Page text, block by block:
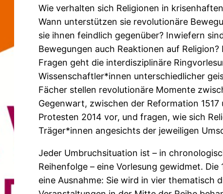
Wie verhalten sich Religionen in
Wann unterstützen sie revolutionäre
sie ihnen feindlich gegenüber? Inwiefern
Bewegungen auch Reaktionen auf
Fragen geht die interdisziplinäre
Wissenschaftler*innen unterschiedlicher
Fächer stellen revolutionäre Momente
Gegenwart, zwischen der Reformation 1517
Protesten 2014 vor, und fragen, wie sich
Träger*innen angesichts der jeweiligen
Jeder Umbruchsituation ist – in
Reihenfolge – eine Vorlesung gewidmet.
eine Ausnahme: Sie wird in vier thematisch